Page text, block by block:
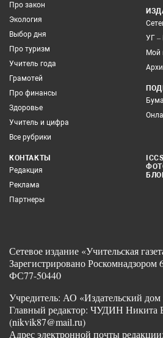
Про закон
Экология
Выбор дня
Про туризм
Учитель года
Грамотей
Про финансы
Здоровье
Учитель и цифра
Все рубрики
УГ –
Мой
КОНТАКТЫ
Редакция
Реклама
Партнеры
ICCS
Сетевое издание «Учительская
Зарегистрировано
ФС77-50440
Учредитель: АО «Издательский дом
Главный редактор: ЧУДИН Никита
(nikvik87@mail.ru)
Адрес электронной почты